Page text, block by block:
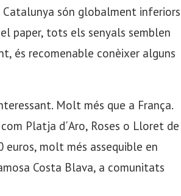
Catalunya són globalment inferiors
paper, tots els senyals semblen
és recomenable conèixer alguns
Molt més que a França.
Platja d´Aro, Roses o Lloret de
molt més assequible en
Costa Blava, a comunitats